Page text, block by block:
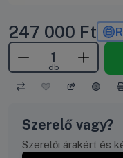
247 000 Ft
db
Szerelő vagy?
Szerelői árakért és